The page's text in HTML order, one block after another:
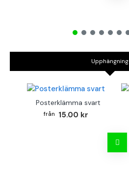
Upphängning
Posterklämma svart
15.00 kr